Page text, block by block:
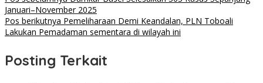
Januari–November 2025
Pos berikutnya Pemeliharaan Demi Keandalan, PLN Toboali
Lakukan Pemadaman sementara di wilayah ini
Posting Terkait